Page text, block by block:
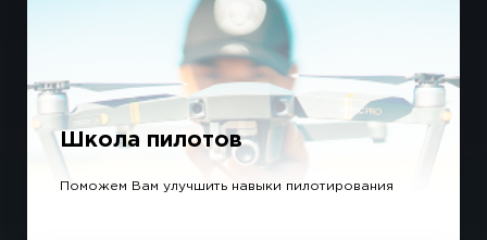
Школа пилотов
Поможем Вам улучшить навыки пилотирования